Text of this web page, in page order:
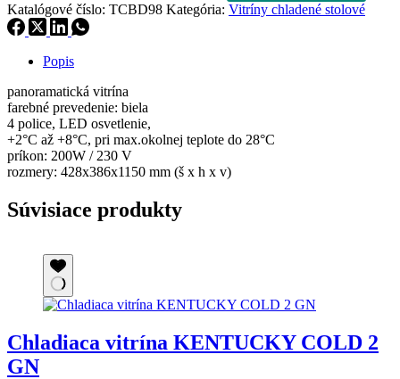
Katalógové číslo: TCBD98 Kategória: Vitríny chladené stolové
Popis
panoramatická vitrína
farebné prevedenie: biela
4 police, LED osvetlenie,
+2°C až +8°C, pri max.okolnej teplote do 28°C
príkon: 200W / 230 V
rozmery: 428x386x1150 mm (š x h x v)
Súvisiace produkty
Chladiaca vitrína KENTUCKY COLD 2
GN